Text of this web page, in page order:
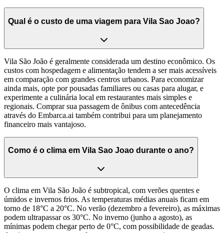
Qual é o custo de uma viagem para Vila Sao Joao?
Vila São João é geralmente considerada um destino econômico. Os
custos com hospedagem e alimentação tendem a ser mais acessíveis
em comparação com grandes centros urbanos. Para economizar
ainda mais, opte por pousadas familiares ou casas para alugar, e
experimente a culinária local em restaurantes mais simples e
regionais. Comprar sua passagem de ônibus com antecedência
através do Embarca.ai também contribui para um planejamento
financeiro mais vantajoso.
Como é o clima em Vila Sao Joao durante o ano?
O clima em Vila São João é subtropical, com verões quentes e
úmidos e invernos frios. As temperaturas médias anuais ficam em
torno de 18°C a 20°C. No verão (dezembro a fevereiro), as máximas
podem ultrapassar os 30°C. No inverno (junho a agosto), as
mínimas podem chegar perto de 0°C, com possibilidade de geadas.